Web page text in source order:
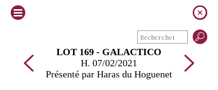
LOT 169 - GALACTICO
H. 07/02/2021
Présenté par Haras du Hoguenet